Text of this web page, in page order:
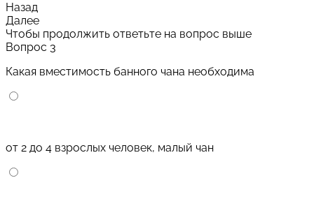
Назад
Далее
Чтобы продолжить ответьте на вопрос выше
Вопрос 3
Какая вместимость банного чана необходима
от 2 до 4 взрослых человек, малый чан